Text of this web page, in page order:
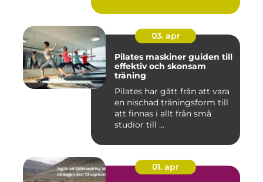
03. apr
Pilates maskiner guiden till
effektiv och skonsam
träning
Pilates har gått från att vara
en nischad träningsform till
att finnas i allt från små
studior till ...
01. apr